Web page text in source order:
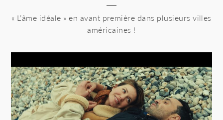
« L’âme idéale » en avant première dans plusieurs villes
américaines !